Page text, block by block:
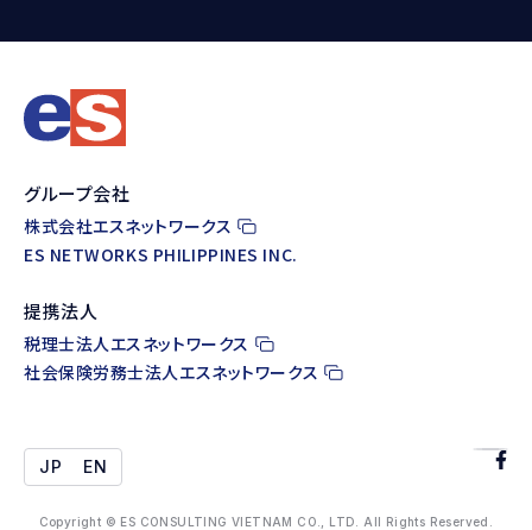
グループ会社
株式会社エスネットワークス
ES NETWORKS PHILIPPINES INC.
提携法人
税理士法人エスネットワークス
社会保険労務士法人エスネットワークス
JP EN
Copyright © ES CONSULTING VIETNAM CO., LTD. All Rights Reserved.